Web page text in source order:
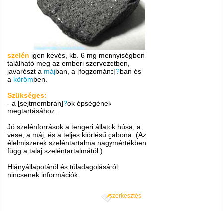
szelén igen kevés, kb. 6 mg mennyiségben
található meg az emberi szervezetben,
javarészt a májban, a [fogzománc]?ban és
a körömben.
Szükséges:
- a [sejtmembrán]?ok épségének
megtartásához.
Jó szelénforrások a tengeri állatok húsa, a
vese, a máj, és a teljes kiörlésű gabona. (Az
élelmiszerek szeléntartalma nagymértékben
függ a talaj szeléntartalmától.)
Hiányállapotáról és túladagolásáról
nincsenek információk.
szerkesztés